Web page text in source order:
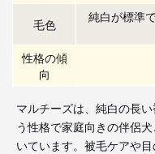
毛色
純白が標準
性格の傾
向
マルチーズは、純白の長
う性格で家庭向きの伴侶
いています。被毛ケアや